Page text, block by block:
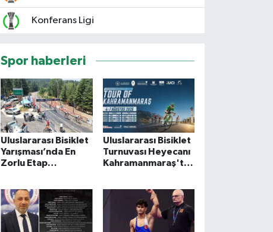
Konferans Ligi
Spor haberleri
Uluslararası Bisiklet
Yarışması’nda En
Zorlu Etap
Uluslararası Bisiklet
Turnuvası Heyecanı
Kahramanmaraş'ta